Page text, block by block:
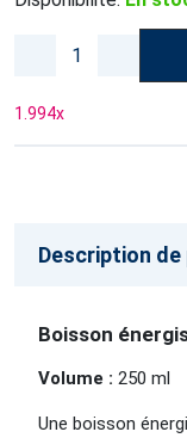
1.994x
Description
Boisson
Volume : 250 ml
Une boisson